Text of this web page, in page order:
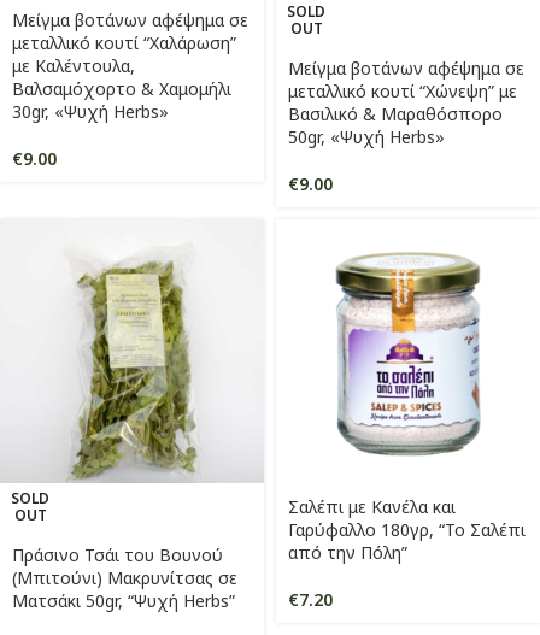
Μείγμα βοτάνων αφέψημα σε
μεταλλικό κουτί “Χαλάρωση”
με Καλέντουλα,
Βαλσαμόχορτο & Χαμομήλι
30gr, «Ψυχή Herbs»
€9.00
SOLD
OUT
Μείγμα βοτάνων αφέψημα σε
μεταλλικό κουτί “Χώνεψη” με
Βασιλικό & Μαραθόσπορο
50gr, «Ψυχή Herbs»
€9.00
SOLD
OUT
Πράσινο Τσάι του Βουνού
(Μπιτούνι) Μακρυνίτσας σε
Ματσάκι 50gr, “Ψυχή Herbs”
Σαλέπι με Κανέλα και
Γαρύφαλλο 180γρ, “Το Σαλέπι
από την Πόλη”
€7.20